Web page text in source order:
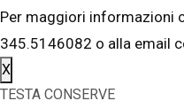
Per maggiori informazioni
345.5146082 o alla email
X
TESTA CONSERVE